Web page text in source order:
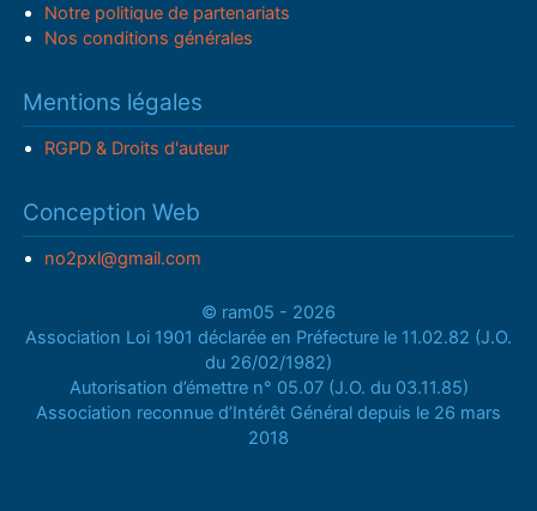
Notre politique de partenariats
Nos conditions générales
Mentions légales
RGPD & Droits d'auteur
Conception Web
no2pxl@gmail.com
© ram05 - 2026
Association Loi 1901 déclarée en Préfecture le 11.02.82 (J.O.
du 26/02/1982)
Autorisation d’émettre n° 05.07 (J.O. du 03.11.85)
Association reconnue d’Intérêt Général depuis le 26 mars
2018